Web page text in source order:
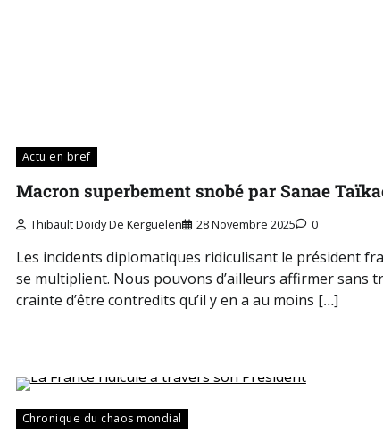
Actu en bref
Macron superbement snobé par Sanae
Thibault Doidy De Kerguelen 28 Novembre 2025 0
Les incidents diplomatiques ridiculisant le président
se multiplient. Nous pouvons d’ailleurs affirmer sans
crainte d’être contredits qu’il y en a au moins […]
Chronique du chaos mondial